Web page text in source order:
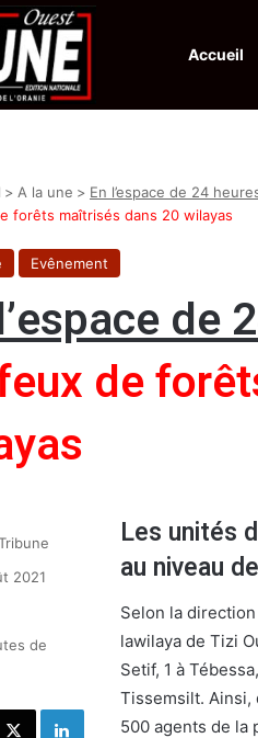
Accueil
contre les drogues : octroi de
> A la une > En l’espace de 24
forêts maîtrisés dans 20 wilayas
Evênement
de
de
Les unités
au niveau
Selon la
lawilaya de Tizi
Setif, 1 à
Tissemsilt. Ainsi,
500 agents de la
2021
de
X Linkedin